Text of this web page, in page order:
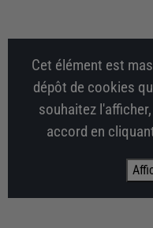
Cet élément est
dépôt de cookies
souhaitez
accord en